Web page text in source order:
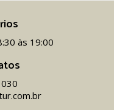
às 19:00